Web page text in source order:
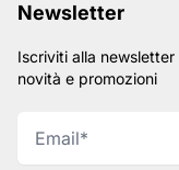
Newsletter
Iscriviti alla
novità e promozioni